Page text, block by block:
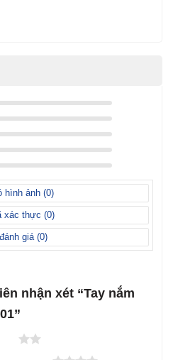
hình ảnh (0)
xác thực (0)
đánh giá (0)
nhận xét “Tay nắm